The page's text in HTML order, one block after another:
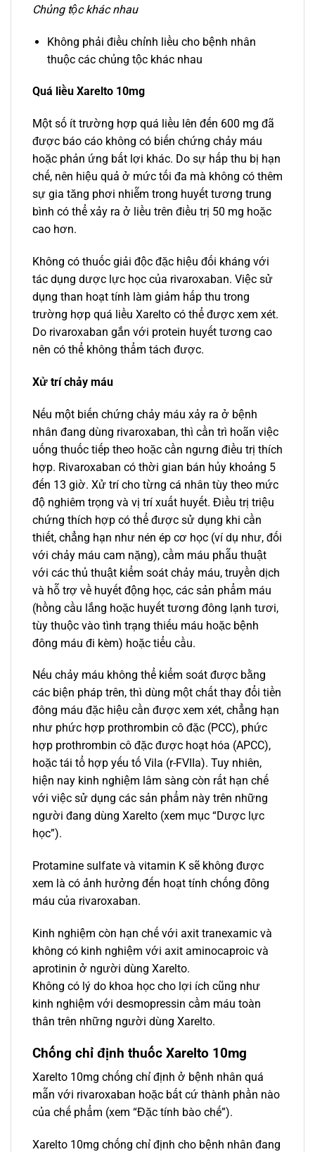
Chủng tộc khác nhau
Không phải điều chỉnh liều cho bệnh nhân
thuộc các chủng tộc khác nhau
Quá liều Xarelto 10mg
Một số ít trường hợp quá liều lên đến 600 mg đã
được báo cáo không có biến chứng chảy máu
hoặc phản ứng bất lợi khác. Do sự hấp thu bị hạn
chế, nên hiệu quả ở mức tối đa mà không có thêm
sự gia tăng phơi nhiễm trong huyết tương trung
bình có thể xảy ra ở liều trên điều trị 50 mg hoặc
cao hơn.
Không có thuốc giải độc đặc hiệu đối kháng với
tác dụng dược lực học của rivaroxaban. Việc sử
dụng than hoạt tính làm giảm hấp thu trong
trường hợp quá liều Xarelto có thể được xem xét.
Do rivaroxaban gắn với protein huyết tương cao
nên có thể không thẩm tách được.
Xử trí chảy máu
Nếu một biến chứng chảy máu xảy ra ở bệnh
nhân đang dùng rivaroxaban, thì cần trì hoãn việc
uống thuốc tiếp theo hoặc cần ngưng điều trị thích
hợp. Rivaroxaban có thời gian bán hủy khoảng 5
đến 13 giờ. Xử trí cho từng cá nhân tùy theo mức
độ nghiêm trọng và vị trí xuất huyết. Điều trị triệu
chứng thích hợp có thể được sử dụng khi cần
thiết, chẳng hạn như nén ép cơ học (ví dụ như, đối
với chảy máu cam nặng), cầm máu phẫu thuật
với các thủ thuật kiểm soát chảy máu, truyền dịch
và hỗ trợ về huyết động học, các sản phẩm máu
(hồng cầu lắng hoặc huyết tương đông lạnh tươi,
tùy thuộc vào tình trạng thiếu máu hoặc bệnh
đông máu đi kèm) hoặc tiểu cầu.
Nếu chảy máu không thể kiểm soát được bằng
các biện pháp trên, thì dùng một chất thay đổi tiền
đông máu đặc hiệu cần được xem xét, chẳng hạn
như phức hợp prothrombin cô đặc (PCC), phức
hợp prothrombin cô đặc được hoạt hóa (APCC),
hoặc tái tổ hợp yếu tố Vila (r-FVIIa). Tuy nhiên,
hiện nay kinh nghiệm lâm sàng còn rất hạn chế
với việc sử dụng các sản phẩm này trên những
người đang dùng Xarelto (xem mục “Dược lực
học”).
Protamine sulfate và vitamin K sẽ không được
xem là có ảnh hưởng đến hoạt tính chống đông
máu của rivaroxaban.
Kinh nghiệm còn hạn chế với axit tranexamic và
không có kinh nghiệm với axit aminocaproic và
aprotinin ở người dùng Xarelto.
Không có lý do khoa học cho lợi ích cũng như
kinh nghiệm với desmopressin cầm máu toàn
thân trên những người dùng Xarelto.
Chống chỉ định thuốc Xarelto 10mg
Xarelto 10mg chống chỉ định ở bệnh nhân quá
mẫn với rivaroxaban hoặc bất cứ thành phần nào
của chế phẩm (xem “Đặc tính bào chế”).
Xarelto 10mg chống chỉ định cho bệnh nhân đang